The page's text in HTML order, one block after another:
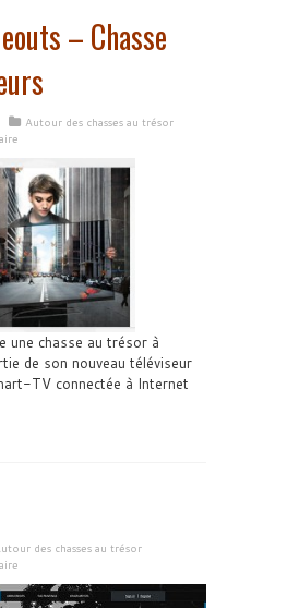
– Chasse
Autour des chasses au trésor
une chasse au trésor à
de son nouveau téléviseur
TV connectée à Internet
des chasses au trésor